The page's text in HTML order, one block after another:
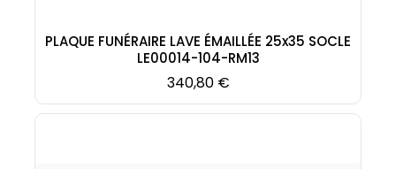
PLAQUE FUNÉRAIRE LAVE ÉMAILLÉE 25x35 SOCLE
LE00014-104-RM13
Prix
340,80 €